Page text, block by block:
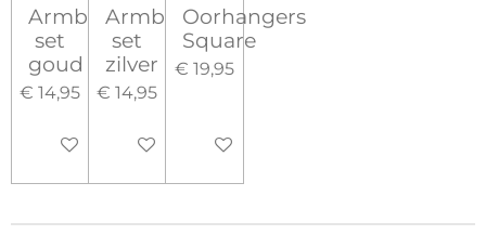
Armbanden
set
goud
€ 14,95
In winkelwagen
Armbanden
set
zilver
€ 14,95
In winkelwagen
Oorhangers
Square
€ 19,95
In winkelwagen